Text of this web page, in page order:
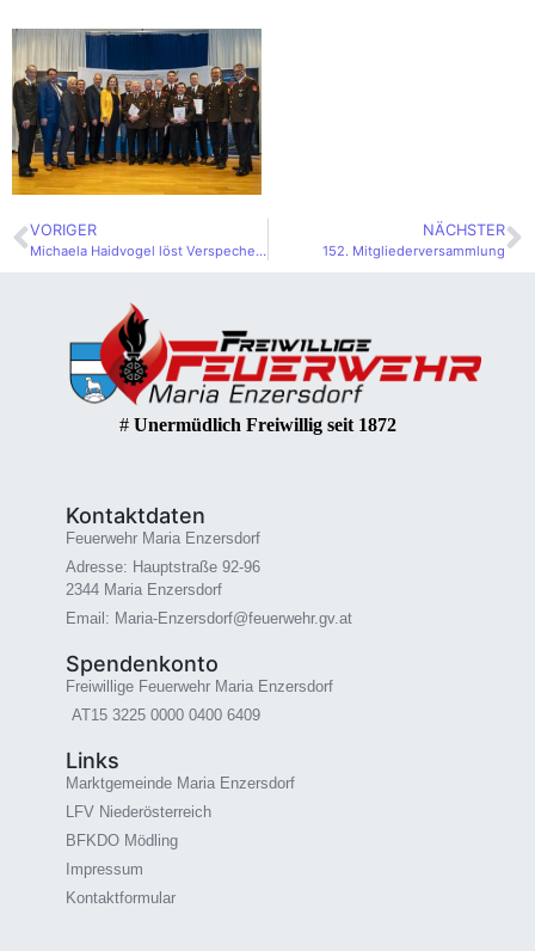
VORIGER
Michaela Haidvogel löst Verspechen ein
NÄCHSTER
152. Mitgliederversammlung
# Unermüdlich Freiwillig seit 1872
Kontaktdaten
Feuerwehr Maria Enzersdorf
Adresse: Hauptstraße 92-96
2344 Maria Enzersdorf
Email: Maria-Enzersdorf@feuerwehr.gv.at
Spendenkonto
Freiwillige Feuerwehr Maria Enzersdorf
AT15 3225 0000 0400 6409
Links
Marktgemeinde Maria Enzersdorf
LFV Niederösterreich
BFKDO Mödling
Impressum
Kontaktformular